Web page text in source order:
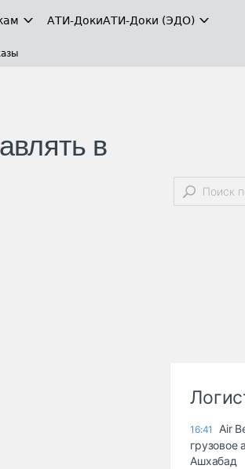
АТИ-ДокиАТИ-Доки (ЭДО)
в
16:41
Air
грузовое
Ашхабад